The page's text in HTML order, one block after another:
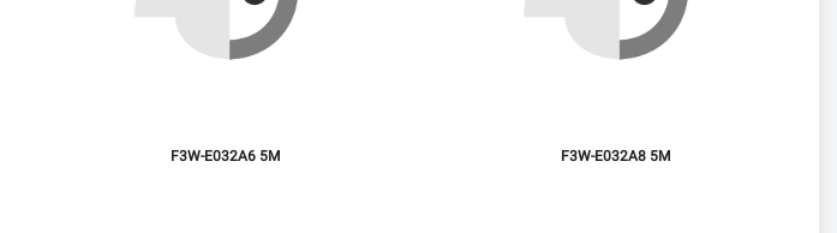
F3W-E032A8 5M
F3W-E032A6 5M